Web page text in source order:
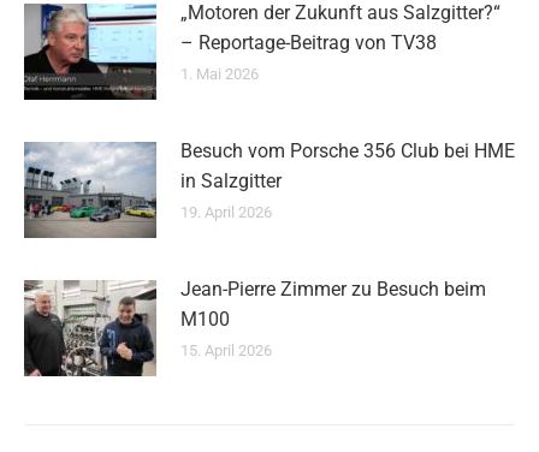
„Motoren der Zukunft aus Salzgitter?“
– Reportage-Beitrag von TV38
1. Mai 2026
Besuch vom Porsche 356 Club bei HME
in Salzgitter
19. April 2026
Jean-Pierre Zimmer zu Besuch beim
M100
15. April 2026